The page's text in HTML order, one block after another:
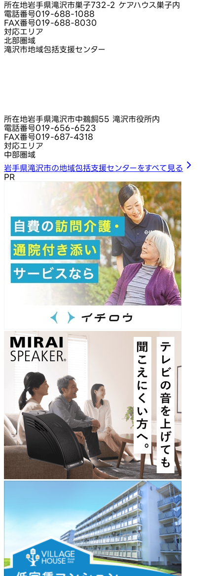
所在地岩手県滝沢市巣子732-2 ケアハウス巣子内
電話番号019-688-1088
FAX番号019-688-8030
対応エリア
北部圏域
滝沢市地域包括支援センター
所在地岩手県滝沢市中鵜飼55 滝沢市役所内
電話番号019-656-6523
FAX番号019-687-4318
対応エリア
中部圏域
岩手県滝沢市の地域包括支援センターをすべて見る
PR